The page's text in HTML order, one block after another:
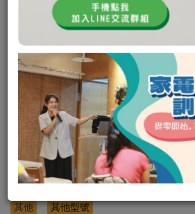
雙層隔熱不銹鋼美食鍋
自動斷電好安心
其他 其他型號